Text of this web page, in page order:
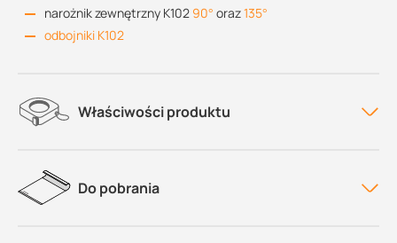
narożnik zewnętrzny K102 90° oraz135°
odbojniki K102
Właściwości produktu
Do pobrania